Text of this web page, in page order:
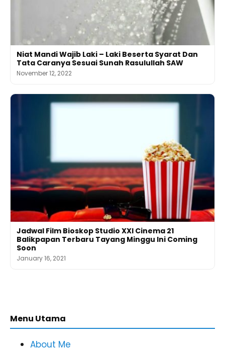
Niat Mandi Wajib Laki – Laki Beserta Syarat Dan
Tata Caranya Sesuai Sunah Rasulullah SAW
November 12, 2022
Jadwal Film Bioskop Studio XXI Cinema 21
Balikpapan Terbaru Tayang Minggu Ini Coming
Soon
January 16, 2021
Menu Utama
About Me